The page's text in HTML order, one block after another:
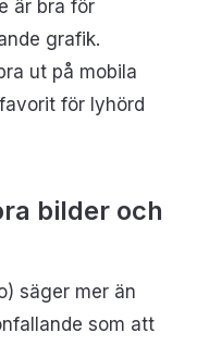
är bra för
grafik.
ut på mobila
för lyhörd
bilder och
säger mer än
som att